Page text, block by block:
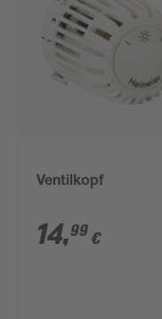
Ventilkopf
14,99 €